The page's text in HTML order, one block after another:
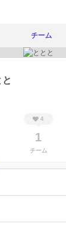
チーム
と
4
1
チーム